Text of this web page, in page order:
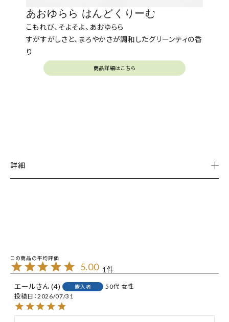
あおゆらら はんどくりーむ
こもれび、そよそよ、あおゆらら
すがすがしさと、まろやかさが調和したグリーンティの香
り
商品詳細はこちら
詳細
5.00 1
エール
4 購入者 50代 女性
投稿日 2026/07/31